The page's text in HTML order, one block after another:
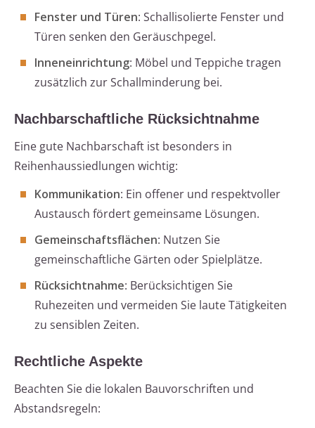
Fenster und Türen: Schallisolierte Fenster und
Türen senken den Geräuschpegel.
Inneneinrichtung: Möbel und Teppiche tragen
zusätzlich zur Schallminderung bei.
Nachbarschaftliche Rücksichtnahme
Eine gute Nachbarschaft ist besonders in
Reihenhaussiedlungen wichtig:
Kommunikation: Ein offener und respektvoller
Austausch fördert gemeinsame Lösungen.
Gemeinschaftsflächen: Nutzen Sie
gemeinschaftliche Gärten oder Spielplätze.
Rücksichtnahme: Berücksichtigen Sie
Ruhezeiten und vermeiden Sie laute Tätigkeiten
zu sensiblen Zeiten.
Rechtliche Aspekte
Beachten Sie die lokalen Bauvorschriften und
Abstandsregeln: